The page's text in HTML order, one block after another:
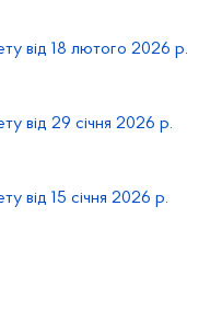
від 18 лютого 2026 р.
від 29 січня 2026 р.
від 15 січня 2026 р.